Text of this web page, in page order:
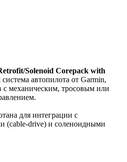
Solenoid Corepack with
автопилота от Garmin,
с механическим, тросовым или
для интеграции с
(cable-drive) и соленоидными